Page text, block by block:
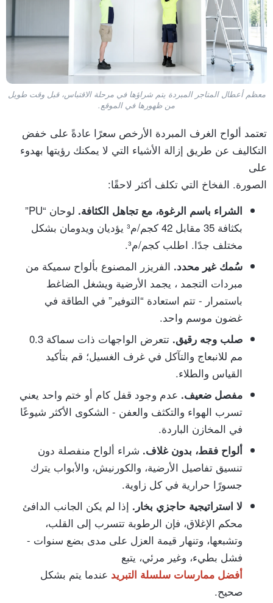
معظم أعطال المتاجر المبردة يتم شراؤها في مرحلة الاقتباس، قبل وقت طويل
من ظهورها في الموقع.
تعتمد ألواح الغرف المبردة الأرخص سعرًا عادةً على خفض
التكاليف عن طريق إزالة الأشياء التي لا يمكنك رؤيتها بهدوء
على
الصورة. الفخاخ التي تكلف أكثر لاحقًا:
الشراء باسم الرغوة، مع تجاهل الكثافة.
لوحان “PU”
بكثافة 35 مقابل 42 كجم/م³ يؤديان ويدومان بشكل
مختلف جدًا. اطلب كجم/م³.
سُمك غير محدد. الفريزر المصنوع بألواح سميكة من
مبردات التجمد ، يجمد الأرضية ويشغل الضاغط
باستمرار - تتم استعادة “التوفير” في الطاقة في
غضون موسم واحد.
صلب وجه رقيق.
تتعرض الواجهات ذات سماكة 0.3
مم للانبعاج والتآكل في غرف الغسيل؛ قم بتأكيد
القياس والطلاء.
مفصل ضعيف. عدم وجود قفل كام أو ختم واحد يعني
تسرب الهواء والتكثف والعفن - الشكوى الأكثر شيوعًا
في المخازن الباردة.
ألواح فقط، بدون غلاف. شراء ألواح منفصلة دون
تنسيق تفاصيل الأرضية، والكورنيش، والأبواب يترك
جسورًا حرارية في كل زاوية.
لا استراتيجية حاجزي بخار. إذا لم يكن الجانب الدافئ
محكم الإغلاق، فإن الرطوبة تتسرب إلى القلب،
وتشبعها، وتنهار قيمة العزل على مدى بضع سنوات -
فشل بطيء، وغير مرئي، يتبع
أفضل ممارسات سلسلة التبريد عندما يتم بشكل
صحيح.